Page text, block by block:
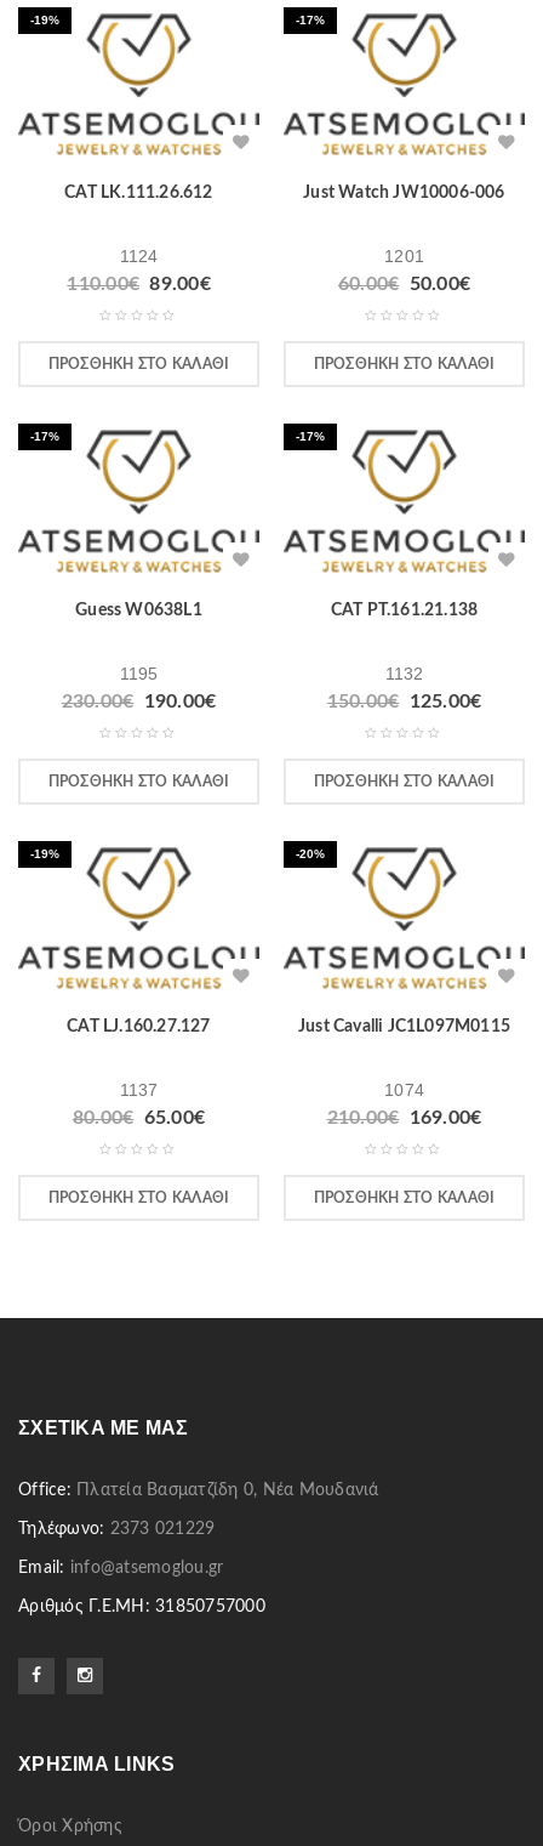
-19%
CAT LK.111.26.612
1124
110.00€ 89.00€
ΠΡΟΣΘΉΚΗ ΣΤΟ ΚΑΛΆΘΙ
-17%
Just Watch JW10006-006
1201
60.00€ 50.00€
ΠΡΟΣΘΉΚΗ ΣΤΟ ΚΑΛΆΘΙ
-17%
Guess W0638L1
1195
230.00€ 190.00€
ΠΡΟΣΘΉΚΗ ΣΤΟ ΚΑΛΆΘΙ
-17%
CAT PT.161.21.138
1132
150.00€ 125.00€
ΠΡΟΣΘΉΚΗ ΣΤΟ ΚΑΛΆΘΙ
-19%
CAT LJ.160.27.127
1137
80.00€ 65.00€
ΠΡΟΣΘΉΚΗ ΣΤΟ ΚΑΛΆΘΙ
-20%
Just Cavalli JC1L097M0115
1074
210.00€ 169.00€
ΠΡΟΣΘΉΚΗ ΣΤΟ ΚΑΛΆΘΙ
ΣΧΕΤΙΚΆ ΜΕ ΜΑΣ
Office: Πλατεία Βασματζίδη 0, Νέα Μουδανιά
Τηλέφωνο: 2373 021229
Email: info@atsemoglou.gr
Αριθμός Γ.Ε.ΜΗ: 31850757000
ΧΡΉΣΙΜΑ LINKS
Όροι Χρήσης